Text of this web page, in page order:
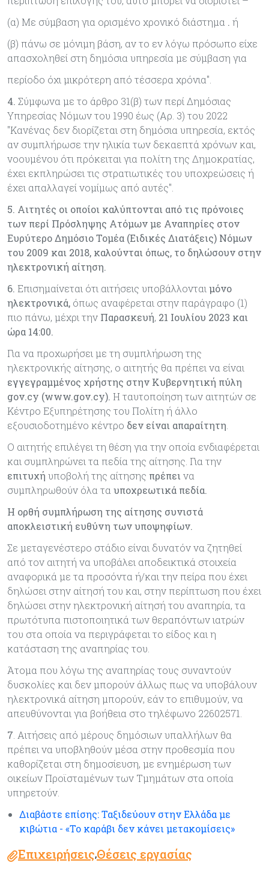
(α) Με σύμβαση για ορισμένο χρονικό διάστημα . ή
(β) πάνω σε μόνιμη βάση, αν το εν λόγω πρόσωπο είχε
απασχοληθεί στη δημόσια υπηρεσία με σύμβαση για
περίοδο όχι μικρότερη από τέσσερα χρόνια".
4. Σύμφωνα με το άρθρο 31(β) των περί Δημόσιας
Υπηρεσίας Νόμων του 1990 έως (Αρ. 3) του 2022
"Κανένας δεν διορίζεται στη δημόσια υπηρεσία, εκτός
αν συμπλήρωσε την ηλικία των δεκαεπτά χρόνων και,
νοουμένου ότι πρόκειται για πολίτη της Δημοκρατίας,
έχει εκπληρώσει τις στρατιωτικές του υποχρεώσεις ή
έχει απαλλαγεί νομίμως από αυτές".
5. Αιτητές οι οποίοι καλύπτονται από τις πρόνοιες
των περί Πρόσληψης Ατόμων με Αναπηρίες στον
Ευρύτερο Δημόσιο Τομέα (Ειδικές Διατάξεις) Νόμων
του 2009 και 2018, καλούνται όπως, το δηλώσουν στην
ηλεκτρονική αίτηση.
6. Επισημαίνεται ότι αιτήσεις υποβάλλονται μόνο
ηλεκτρονικά, όπως αναφέρεται στην παράγραφο (1)
πιο πάνω, μέχρι την Παρασκευή, 21 Ιουλίου 2023 και
ώρα 14:00.
Για να προχωρήσει με τη συμπλήρωση της
ηλεκτρονικής αίτησης, ο αιτητής θα πρέπει να είναι
εγγεγραμμένος χρήστης στην Κυβερνητική πύλη
gov.cy (www.gov.cy). Η ταυτοποίηση των αιτητών σε
Κέντρο Εξυπηρέτησης του Πολίτη ή άλλο
εξουσιοδοτημένο κέντρο δεν είναι απαραίτητη
Ο αιτητής επιλέγει τη θέση για την οποία ενδιαφέρεται
και συμπληρώνει τα πεδία της αίτησης. Για την
επιτυχή υποβολή της αίτησης πρέπει να
συμπληρωθούν όλα τα υποχρεωτικά πεδία.
Η ορθή συμπλήρωση της αίτησης συνιστά
αποκλειστική ευθύνη των υποψηφίων.
Σε μεταγενέστερο στάδιο είναι δυνατόν να ζητηθεί
από τον αιτητή να υποβάλει αποδεικτικά στοιχεία
αναφορικά με τα προσόντα ή/και την πείρα που έχει
δηλώσει στην αίτησή του και, στην περίπτωση που έχει
δηλώσει στην ηλεκτρονική αίτησή του αναπηρία, τα
πρωτότυπα πιστοποιητικά των θεραπόντων ιατρών
του στα οποία να περιγράφεται το είδος και η
κατάσταση της αναπηρίας του.
Άτομα που λόγω της αναπηρίας τους συναντούν
δυσκολίες και δεν μπορούν άλλως πως να υποβάλουν
ηλεκτρονικά αίτηση μπορούν, εάν το επιθυμούν, να
απευθύνονται για βοήθεια στο τηλέφωνο 22602571.
7 . Αιτήσεις από μέρους δημόσιων υπαλλήλων θα
πρέπει να υποβληθούν μέσα στην προθεσμία που
καθορίζεται στη δημοσίευση, με ενημέρωση των
οικείων Προϊσταμένων των Τμημάτων στα οποία
υπηρετούν.
Διαβάστε επίσης: Ταξιδεύουν στην Ελλάδα με
κιβώτια - «Το καράβι δεν κάνει μετακομίσεις»
Επιχειρήσεις,Θέσεις εργασίας